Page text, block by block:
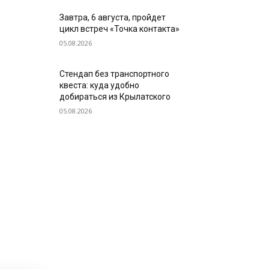
Завтра, 6 августа, пройдет
цикл встреч «Точка контакта»
05.08.2026
Стендап без транспортного
квеста: куда удобно
добираться из Крылатского
05.08.2026